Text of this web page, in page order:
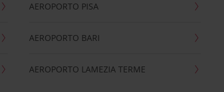
AEROPORTO PISA
AEROPORTO BARI
AEROPORTO LAMEZIA TERME